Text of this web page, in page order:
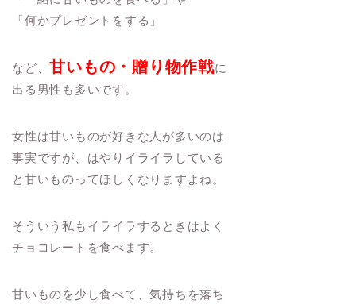
「何かプレゼントをする」
など、甘いもの・贈り物作戦に
出る男性も多いです。
女性は甘いものが好きな人が多いのは
事実ですが、はやりイライラしている
と甘いものってほしくなりますよね。
そういう私もイライラするときはよく
チョコレートを食べます。
甘いものを少し食べて、気持ちを落ち